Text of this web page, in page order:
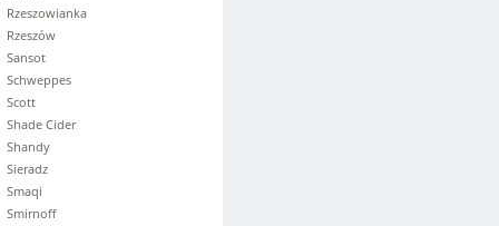
Rzeszowianka
Rzeszów
Sansot
Schweppes
Scott
Shade Cider
Shandy
Sieradz
Smaqi
Smirnoff